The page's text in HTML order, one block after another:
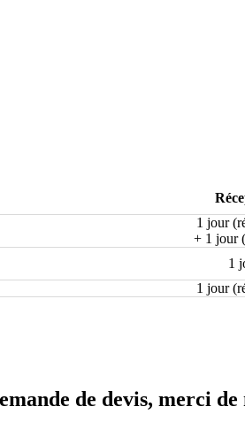
1 jour
+ 1 jour
1
1 jour
de devis, merci de